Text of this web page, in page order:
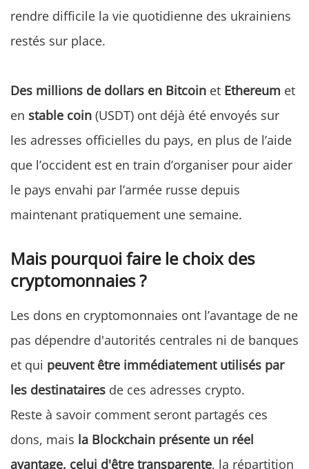
rendre difficile la vie quotidienne des ukrainiens
restés sur place.
Des millions de dollars en Bitcoin et Ethereum et
en stable coin (USDT) ont déjà été envoyés sur
les adresses officielles du pays, en plus de l’aide
que l’occident est en train d’organiser pour aider
le pays envahi par l’armée russe depuis
maintenant pratiquement une semaine.
Mais pourquoi faire le choix des
cryptomonnaies ?
Les dons en cryptomonnaies ont l’avantage de ne
pas dépendre d'autorités centrales ni de banques
et qui peuvent être immédiatement utilisés par
les destinataires de ces adresses crypto.
Reste à savoir comment seront partagés ces
dons, mais la Blockchain présente un réel
avantage, celui d'être transparente, la répartition